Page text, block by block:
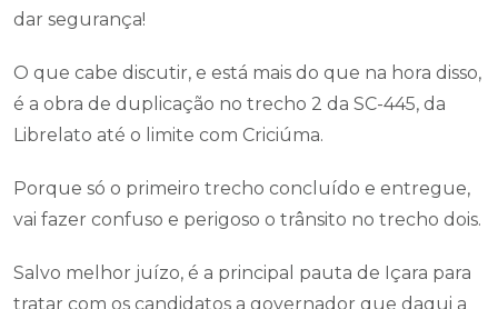
dar segurança!
O que cabe discutir, e está mais do que na hora disso,
é a obra de duplicação no trecho 2 da SC-445, da
Librelato até o limite com Criciúma.
Porque só o primeiro trecho concluído e entregue,
vai fazer confuso e perigoso o trânsito no trecho dois.
Salvo melhor juízo, é a principal pauta de Içara para
tratar com os candidatos a governador que daqui a